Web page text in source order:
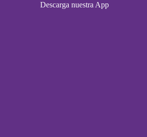
Descarga nuestra App